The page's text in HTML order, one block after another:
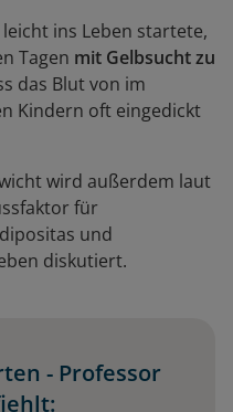
ins Leben startete,
Tagen mit Gelbsucht zu
das Blut von im
Kindern oft eingedickt
wird außerdem laut
für
und
diskutiert.
- Professor